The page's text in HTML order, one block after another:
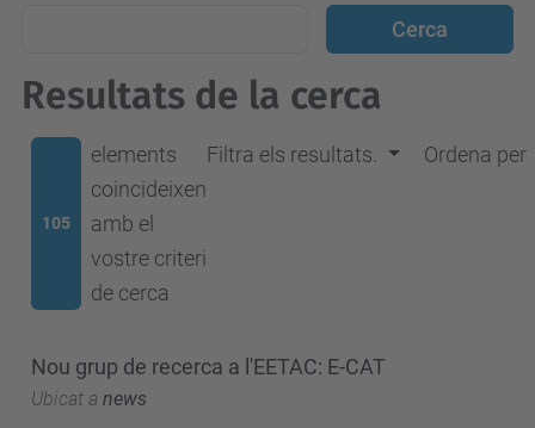
Resultats de la cerca
105
elements
coincideixen
amb el
vostre criteri
de cerca
Filtra els resultats. Ordena per
Nou grup de recerca a l'EETAC: E-CAT
Ubicat a news